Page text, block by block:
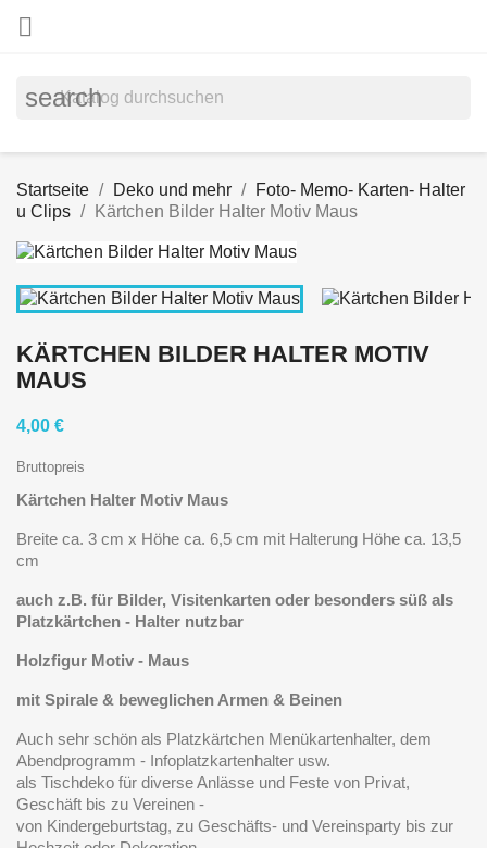

search
Startseite Deko und mehr
Foto- Memo- Karten- Halter
u Clips
Kärtchen Bilder Halter Motiv Maus
KÄRTCHEN BILDER HALTER MOTIV
MAUS
4,00 €
Bruttopreis
Kärtchen Halter Motiv Maus
Breite ca. 3 cm x Höhe ca. 6,5 cm mit Halterung Höhe ca. 13,5
cm
auch z.B. für Bilder, Visitenkarten oder besonders süß als
Platzkärtchen - Halter nutzbar
Holzfigur Motiv - Maus
mit Spirale & beweglichen Armen & Beinen
Auch sehr schön als Platzkärtchen Menükartenhalter, dem
Abendprogramm - Infoplatzkartenhalter usw.
als Tischdeko für diverse Anlässe und Feste von Privat,
Geschäft bis zu Vereinen -
von Kindergeburtstag, zu Geschäfts- und Vereinsparty bis zur